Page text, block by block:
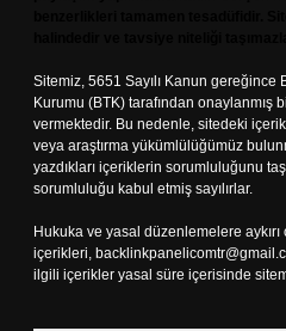
Sitemiz, 5651 Sayılı Kanun
Kurumu (BTK) tarafından onaylanmış
vermektedir. Bu nedenle, sitedeki
veya araştırma yükümlülüğümüz
yazdıkları içeriklerin sorumluluğunu
sorumluluğu kabul etmiş sayılırlar.
Hukuka ve yasal düzenlemelere
içerikleri,
ilgili içerikler yasal süre içerisinde